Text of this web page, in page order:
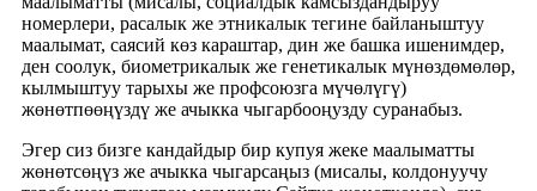
номерлери, расалык же этникалык тегине байланыштуу
маалымат, саясий көз караштар, дин же башка ишенимдер,
ден соолук, биометрикалык же генетикалык мүнөздөмөлөр,
кылмыштуу тарыхы же профсоюзга мүчөлүгү)
жөнөтпөөңүздү же ачыкка чыгарбооңузду суранабыз.
Эгер сиз бизге кандайдыр бир купуя жеке маалыматты
жөнөтсөңүз же ачыкка чыгарсаңыз (мисалы, колдонуучу